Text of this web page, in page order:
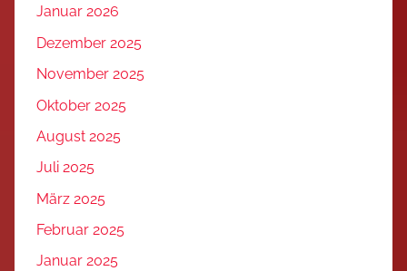
Januar 2026
Dezember 2025
November 2025
Oktober 2025
August 2025
Juli 2025
März 2025
Februar 2025
Januar 2025